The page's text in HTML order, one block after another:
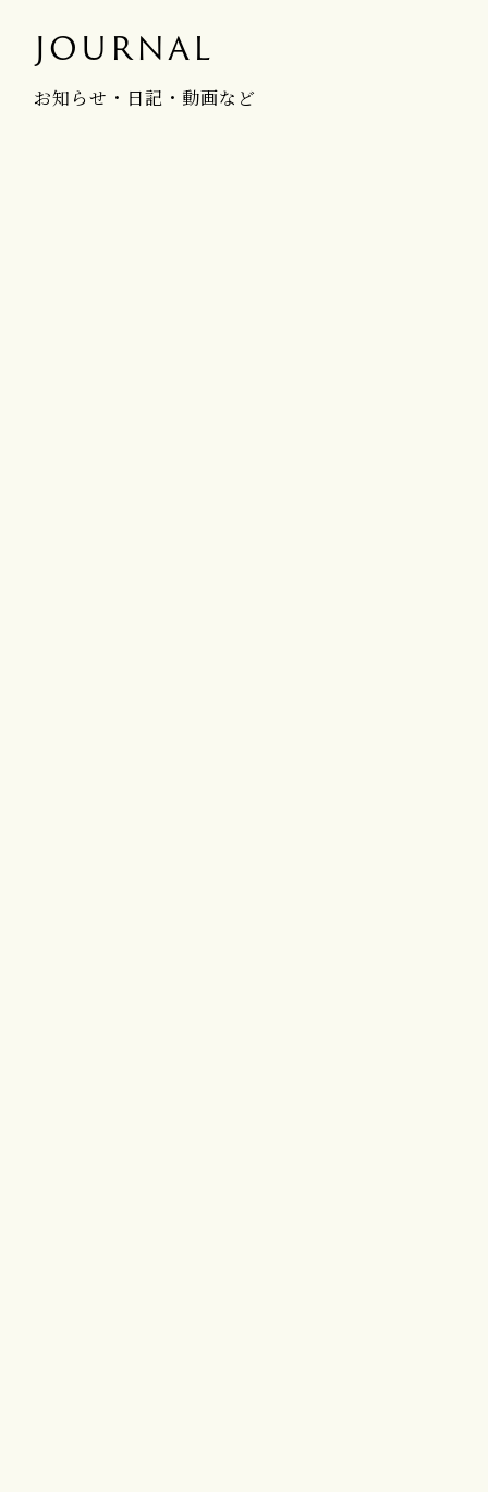
JOURNAL
お知らせ・日記・動画など